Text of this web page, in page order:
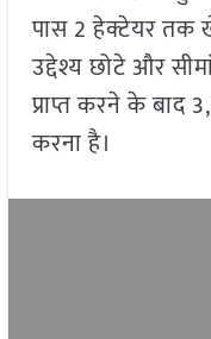
पास 2 हेक्टेयर तक
उद्देश्य छोटे और
प्राप्त करने के बाद
करना है।